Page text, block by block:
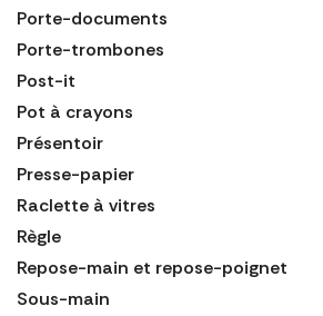
Porte-documents
Porte-trombones
Post-it
Pot à crayons
Présentoir
Presse-papier
Raclette à vitres
Règle
Repose-main et repose-poignet
Sous-main